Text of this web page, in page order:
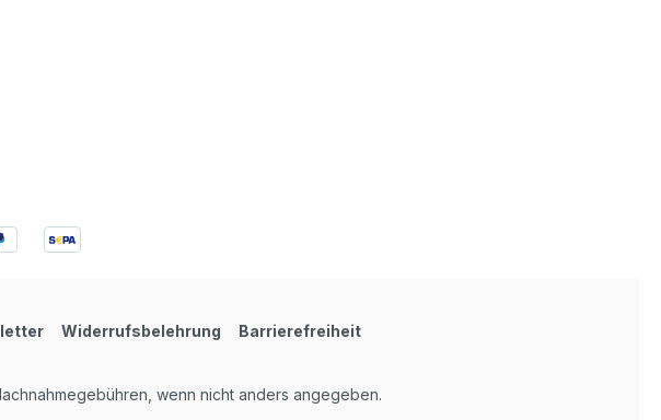
Widerrufsbelehrung Barrierefreiheit
wenn nicht anders angegeben.